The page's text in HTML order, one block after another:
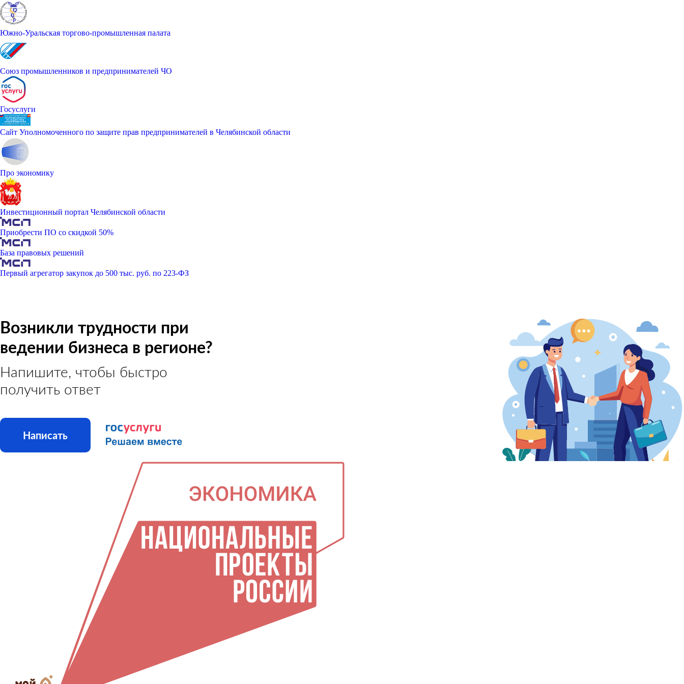
Южно-Уральская торгово-промышленная палата
Союз промышленников и предпринимателей ЧО
Госуслуги
Сайт Уполномоченного по защите прав предпринимателей в Челябинской области
Про экономику
Инвестиционный портал Челябинской области
Приобрести ПО со скидкой 50%
База правовых решений
Первый агрегатор закупок до 500 тыс. руб. по 223-ФЗ
Возникли трудности при
ведении бизнеса в регионе?
Напишите, чтобы быстро
получить ответ
Написать